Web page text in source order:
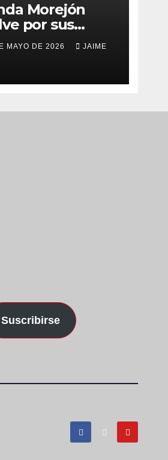
Morejón
por sus
pasos en La
MAYO DE 2026 JAIME
Suscribirse